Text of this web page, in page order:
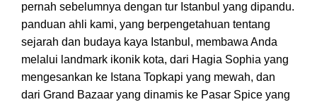
pernah sebelumnya dengan tur Istanbul yang dipandu.
panduan ahli kami, yang berpengetahuan tentang
sejarah dan budaya kaya Istanbul, membawa Anda
melalui landmark ikonik kota, dari Hagia Sophia yang
mengesankan ke Istana Topkapi yang mewah, dan
dari Grand Bazaar yang dinamis ke Pasar Spice yang